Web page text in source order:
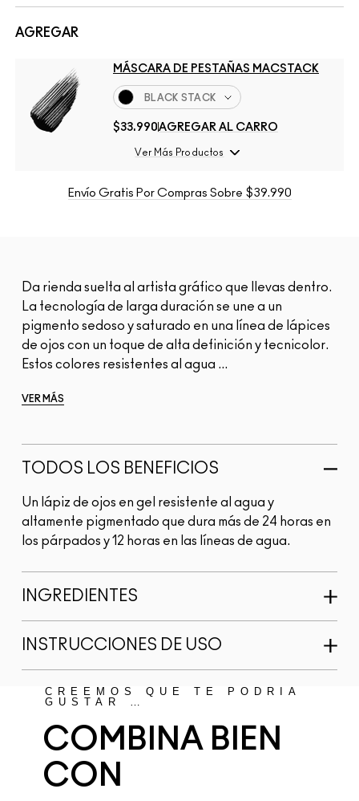
AGREGAR
MÁSCARA DE PESTAÑAS MACSTACK
BLACK STACK
$33.990AGREGAR AL CARRO
Ver Más Productos
Envío Gratis Por Compras Sobre $39.990
Da rienda suelta al artista gráfico que llevas dentro.
La tecnología de larga duración se une a un
pigmento sedoso y saturado en una línea de lápices
de ojos con un toque de alta definición y tecnicolor.
Estos colores resistentes al agua ...
VER MÁS
TODOS LOS BENEFICIOS
Un lápiz de ojos en gel resistente al agua y
altamente pigmentado que dura más de 24 horas en
los párpados y 12 horas en las líneas de agua.
INGREDIENTES
INSTRUCCIONES DE USO
CREEMOS QUE TE PODRÍA
GUSTAR …
COMBINA BIEN
CON